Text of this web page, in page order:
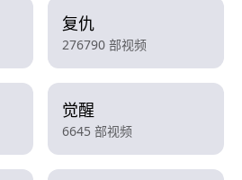
复仇
276790 部视频
觉醒
6645 部视频